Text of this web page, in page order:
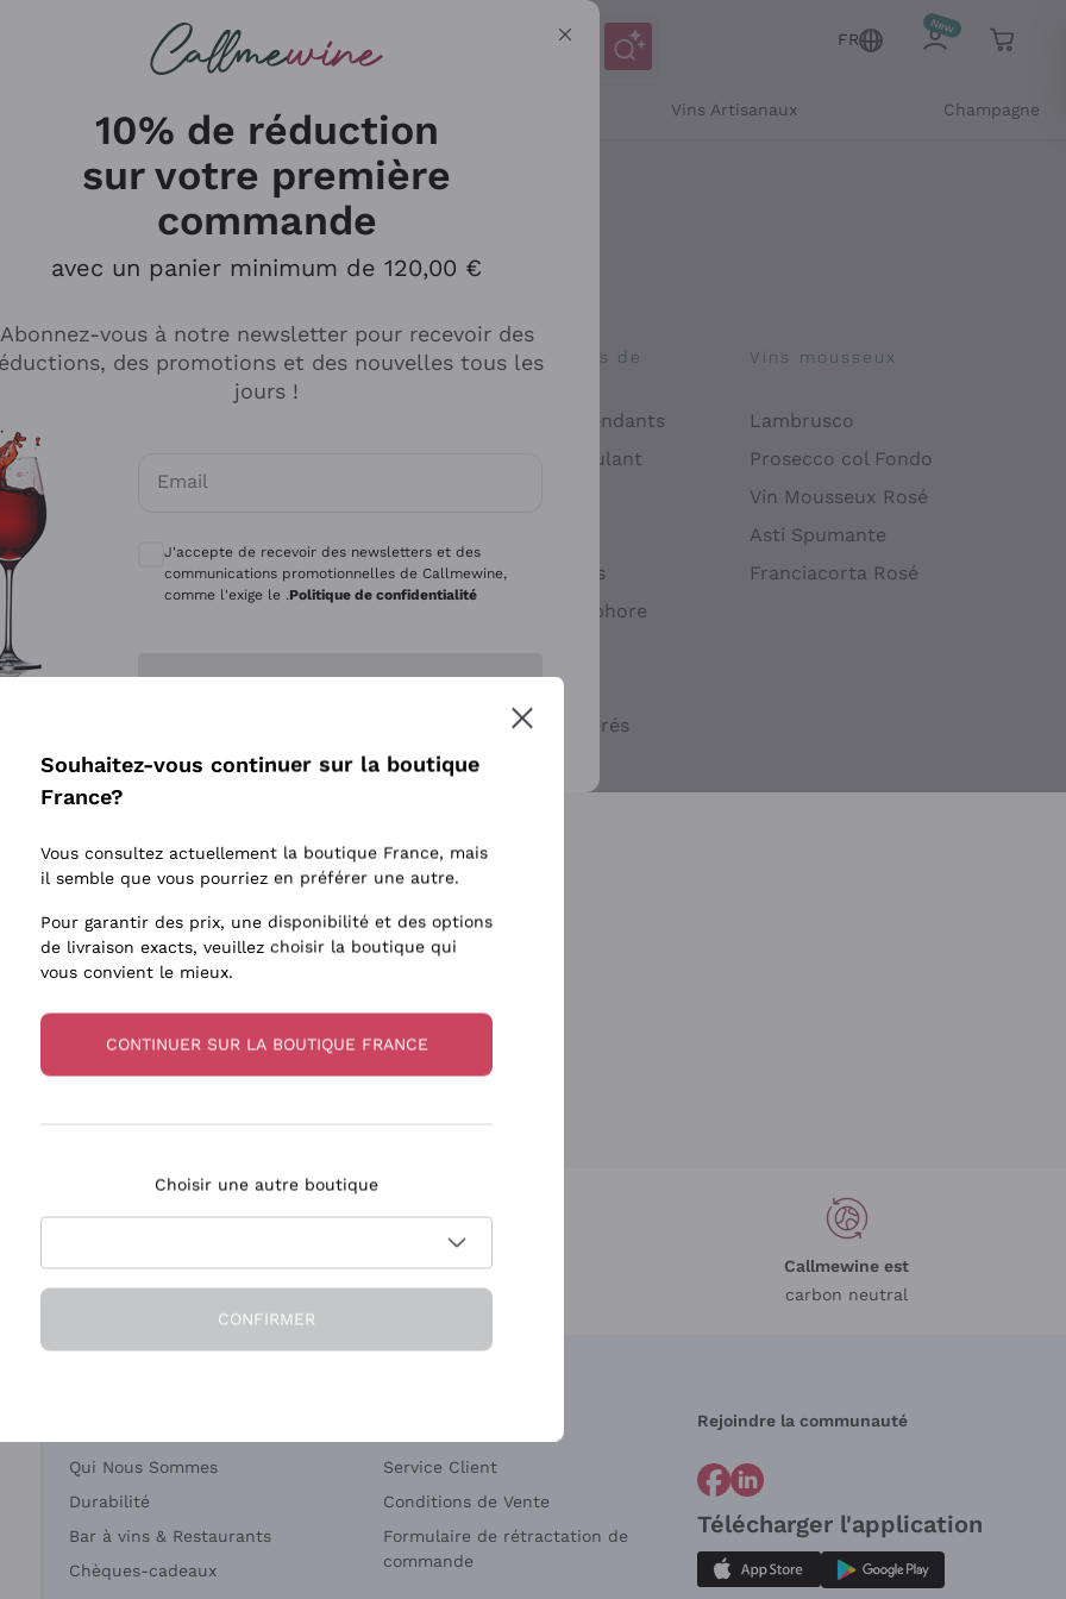
FR
Vins Artisanaux Champagne
Explorer le catalogue
Producteurs
Mascarello Bartolo
Rinaldi Giuseppe
Tenuta San Leonardo
Alessandra Divella
Sedilesu
Ceretto
Les philosophies de
Vignerons Indépendants
Recoltant Manipulant
Levures indigènes
Vins Faits en Amphore
Vins Biologiques
Vins blancs macérés
Vins mousseux
Lambrusco
Prosecco col Fondo
Vin Mousseux Rosé
Asti Spumante
Franciacorta Rosé
en 2-4 jours
en France
Paiement
en 3 fois
Callmewine est
carbon neutral
Qui Nous Sommes
Durabilité
Bar à vins & Restaurants
Chèques-cadeaux
Service Client
Conditions de Vente
Formulaire de rétractation de
commande
Rejoindre la communauté
Télécharger l'application
10% de réduction
sur votre première
commande
avec un panier minimum de 120,00 €
Abonnez-vous à notre newsletter pour recevoir des
des promotions et des nouvelles tous les
jours !
Email
Consentements optionnels pour recevoir des communications et des offres personnalisées
J'accepte de recevoir des newsletters et des
communications promotionnelles de Callmewine,
comme l'exige le .Politique de confidentialité
Enregistre-moi
plus d'informations, veuillez lire notrePolitique de confidentialité
Souhaitez-vous continuer sur la boutique
France?
Vous consultez actuellement la boutique France, mais
il semble que vous pourriez en préférer une autre.
Pour garantir des prix, une disponibilité et des options
de livraison exacts, veuillez choisir la boutique qui
vous convient le mieux.
CONTINUER SUR LA BOUTIQUE FRANCE
Choisir une autre boutique
CONFIRMER